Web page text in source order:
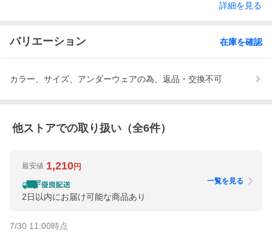
詳細を見る
バリエーション 在庫を確認
カラー、サイズ、アンダーウェアの為、返品・交換不可
他ストアでの取り扱い（全6件）
最安値 1,210円
2日以内にお届け可能な商品あり
一覧を見る
7/30 11:00時点